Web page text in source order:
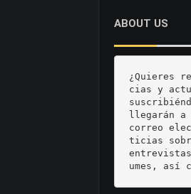
ABOUT US
¿Quieres
cias y
llegarán
correo
ticias
umes, así